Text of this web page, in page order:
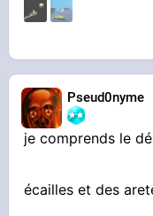
Pseud0nyme
je comprends le
écailles et des